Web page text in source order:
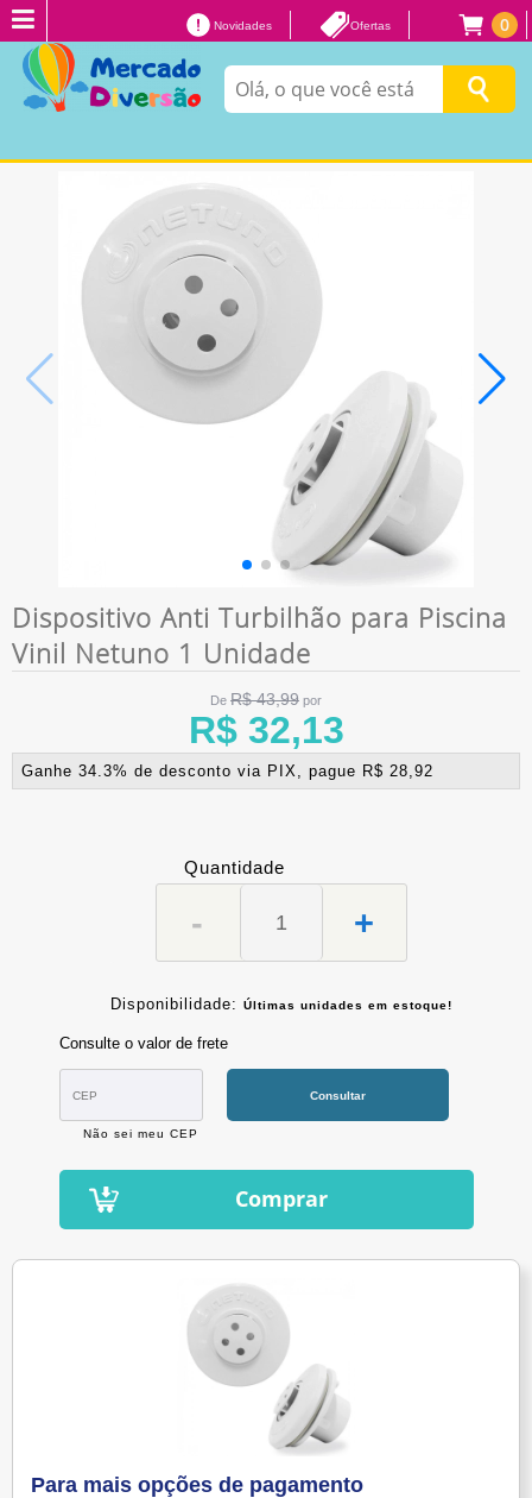
0
Novidades Ofertas
Dispositivo Anti Turbilhão para Piscina
Vinil Netuno 1 Unidade
De R$ 43,99 por
R$ 32,13
Ganhe 34.3% de desconto via PIX, pague R$ 28,92
Quantidade
- +
Disponibilidade: Últimas unidades em estoque!
Consulte o valor de frete
Consultar
Não sei meu CEP
Comprar
Para mais opções de pagamento